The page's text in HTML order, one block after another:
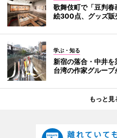
歌舞伎町で「豆判
絵300点、グッズ販
学ぶ・知る
新宿の落合・中井
台湾の作家グループ
もっと見